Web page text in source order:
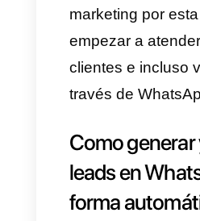
objetivo de
Porque
la